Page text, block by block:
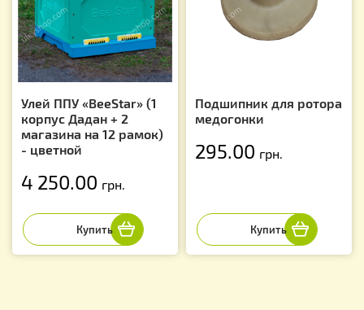
Улей ППУ «BeeStar» (1
корпус Дадан + 2
магазина на 12 рамок)
- цветной
4 250.00 грн.
Подшипник для ротора
медогонки
295.00 грн.